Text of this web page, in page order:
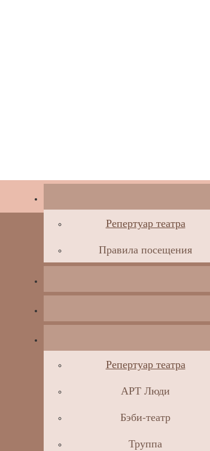
Репертуар театра
Правила посещения
Репертуар театра
АРТ Люди
Бэби-театр
Труппа